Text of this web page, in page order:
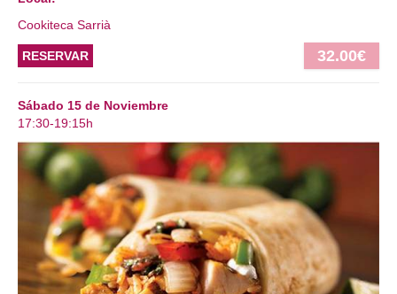
Cookiteca Sarrià
RESERVAR 32.00€
Sábado 15 de Noviembre
17:30-19:15h